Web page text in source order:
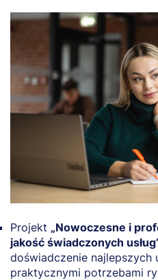
Projekt „Nowoczesne i
jakość świadczonych
doświadczenie najlepszych
praktycznymi potrzebami